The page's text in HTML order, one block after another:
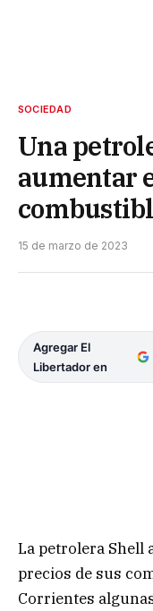
SOCIEDAD
Una
aumentar
15 de marzo de 2023
Agregar El
Libertador en
La petrolera Shell
precios de sus
Corrientes